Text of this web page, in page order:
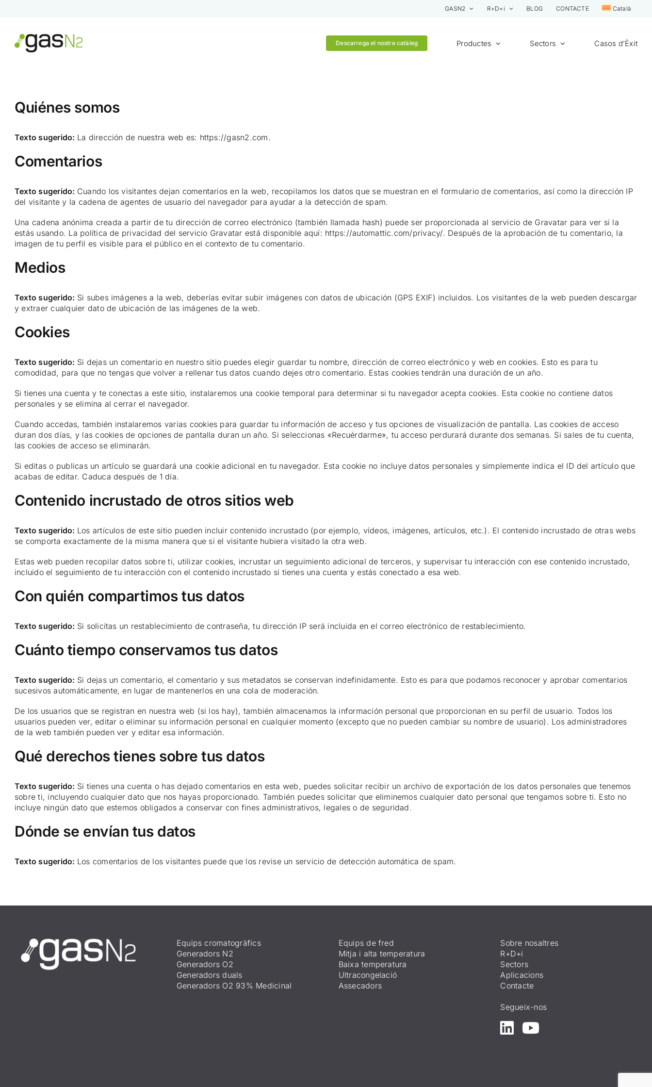
GASN2 R+D+i BLOG CONTACTE Català
Descarrega el nostre catàleg Productes Sectors Casos d’Èxit
Quiénes somos
Texto sugerido: La dirección de nuestra web es: https://gasn2.com.
Comentarios
Texto sugerido: Cuando los visitantes dejan comentarios en la web, recopilamos los datos que se muestran en el formulario de comentarios, así como la dirección IP
del visitante y la cadena de agentes de usuario del navegador para ayudar a la detección de spam.
Una cadena anónima creada a partir de tu dirección de correo electrónico (también llamada hash) puede ser proporcionada al servicio de Gravatar para ver si la
estás usando. La política de privacidad del servicio Gravatar está disponible aquí: https://automattic.com/privacy/. Después de la aprobación de tu comentario, la
imagen de tu perfil es visible para el público en el contexto de tu comentario.
Medios
Texto sugerido: Si subes imágenes a la web, deberías evitar subir imágenes con datos de ubicación (GPS EXIF) incluidos. Los visitantes de la web pueden descargar
y extraer cualquier dato de ubicación de las imágenes de la web.
Cookies
Texto sugerido: Si dejas un comentario en nuestro sitio puedes elegir guardar tu nombre, dirección de correo electrónico y web en cookies. Esto es para tu
comodidad, para que no tengas que volver a rellenar tus datos cuando dejes otro comentario. Estas cookies tendrán una duración de un año.
Si tienes una cuenta y te conectas a este sitio, instalaremos una cookie temporal para determinar si tu navegador acepta cookies. Esta cookie no contiene datos
personales y se elimina al cerrar el navegador.
Cuando accedas, también instalaremos varias cookies para guardar tu información de acceso y tus opciones de visualización de pantalla. Las cookies de acceso
duran dos días, y las cookies de opciones de pantalla duran un año. Si seleccionas «Recuérdarme», tu acceso perdurará durante dos semanas. Si sales de tu cuenta,
las cookies de acceso se eliminarán.
Si editas o publicas un artículo se guardará una cookie adicional en tu navegador. Esta cookie no incluye datos personales y simplemente indica el ID del artículo que
acabas de editar. Caduca después de 1 día.
Contenido incrustado de otros sitios web
Texto sugerido: Los artículos de este sitio pueden incluir contenido incrustado (por ejemplo, vídeos, imágenes, artículos, etc.). El contenido incrustado de otras webs
se comporta exactamente de la misma manera que si el visitante hubiera visitado la otra web.
Estas web pueden recopilar datos sobre ti, utilizar cookies, incrustar un seguimiento adicional de terceros, y supervisar tu interacción con ese contenido incrustado,
incluido el seguimiento de tu interacción con el contenido incrustado si tienes una cuenta y estás conectado a esa web.
Con quién compartimos tus datos
Texto sugerido: Si solicitas un restablecimiento de contraseña, tu dirección IP será incluida en el correo electrónico de restablecimiento.
Cuánto tiempo conservamos tus datos
Texto sugerido: Si dejas un comentario, el comentario y sus metadatos se conservan indefinidamente. Esto es para que podamos reconocer y aprobar comentarios
sucesivos automáticamente, en lugar de mantenerlos en una cola de moderación.
De los usuarios que se registran en nuestra web (si los hay), también almacenamos la información personal que proporcionan en su perfil de usuario. Todos los
usuarios pueden ver, editar o eliminar su información personal en cualquier momento (excepto que no pueden cambiar su nombre de usuario). Los administradores
de la web también pueden ver y editar esa información.
Qué derechos tienes sobre tus datos
Texto sugerido: Si tienes una cuenta o has dejado comentarios en esta web, puedes solicitar recibir un archivo de exportación de los datos personales que tenemos
sobre ti, incluyendo cualquier dato que nos hayas proporcionado. También puedes solicitar que eliminemos cualquier dato personal que tengamos sobre ti. Esto no
incluye ningún dato que estemos obligados a conservar con fines administrativos, legales o de seguridad.
Dónde se envían tus datos
Texto sugerido: Los comentarios de los visitantes puede que los revise un servicio de detección automática de spam.
Equips cromatogràfics
Generadors N2
Generadors O2
Generadors duals
Generadors O2 93% Medicinal
Equips de fred
Mitja i alta temperatura
Baixa temperatura
Ultracongelació
Assecadors
Sobre nosaltres
R+D+i
Sectors
Aplicacions
Contacte
Segueix-nos